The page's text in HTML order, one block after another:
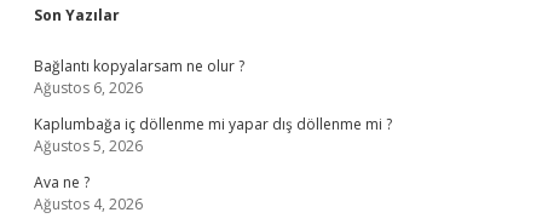
Sidebar
Son Yazılar
Bağlantı kopyalarsam ne olur ?
Ağustos 6, 2026
Kaplumbağa iç döllenme mi yapar dış döllenme mi ?
Ağustos 5, 2026
Ava ne ?
Ağustos 4, 2026